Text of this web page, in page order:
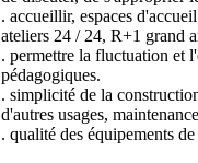
. accueillir, espaces
ateliers 24 / 24, R+1 grand
. permettre la fluctuation et
pédagogiques.
. simplicité de la
d'autres usages,
. qualité des équipements